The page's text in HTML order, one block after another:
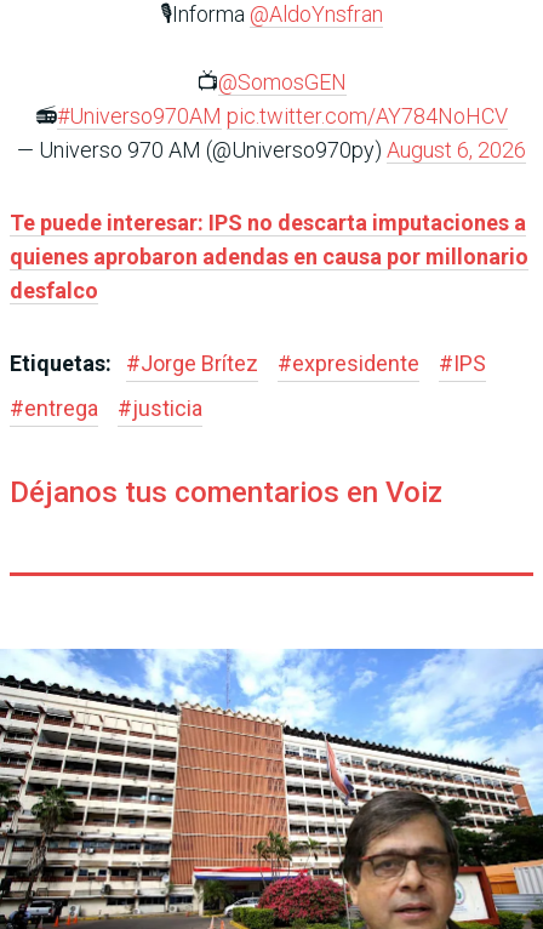
🎙️Informa @AldoYnsfran
📺@SomosGEN
📻#Universo970AM pic.twitter.com/AY784NoHCV
— Universo 970 AM (@Universo970py) August 6, 2026
Te puede interesar: IPS no descarta imputaciones a
quienes aprobaron adendas en causa por millonario
desfalco
Etiquetas: #Jorge Brítez #expresidente #IPS
#entrega #justicia
Déjanos tus comentarios en Voiz